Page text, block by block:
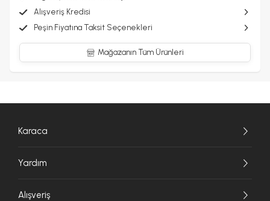
Alışveriş Kredisi
Peşin Fiyatına Taksit Seçenekleri
Mağazanın Tüm Ürünleri
Karaca
Yardım
Alışveriş